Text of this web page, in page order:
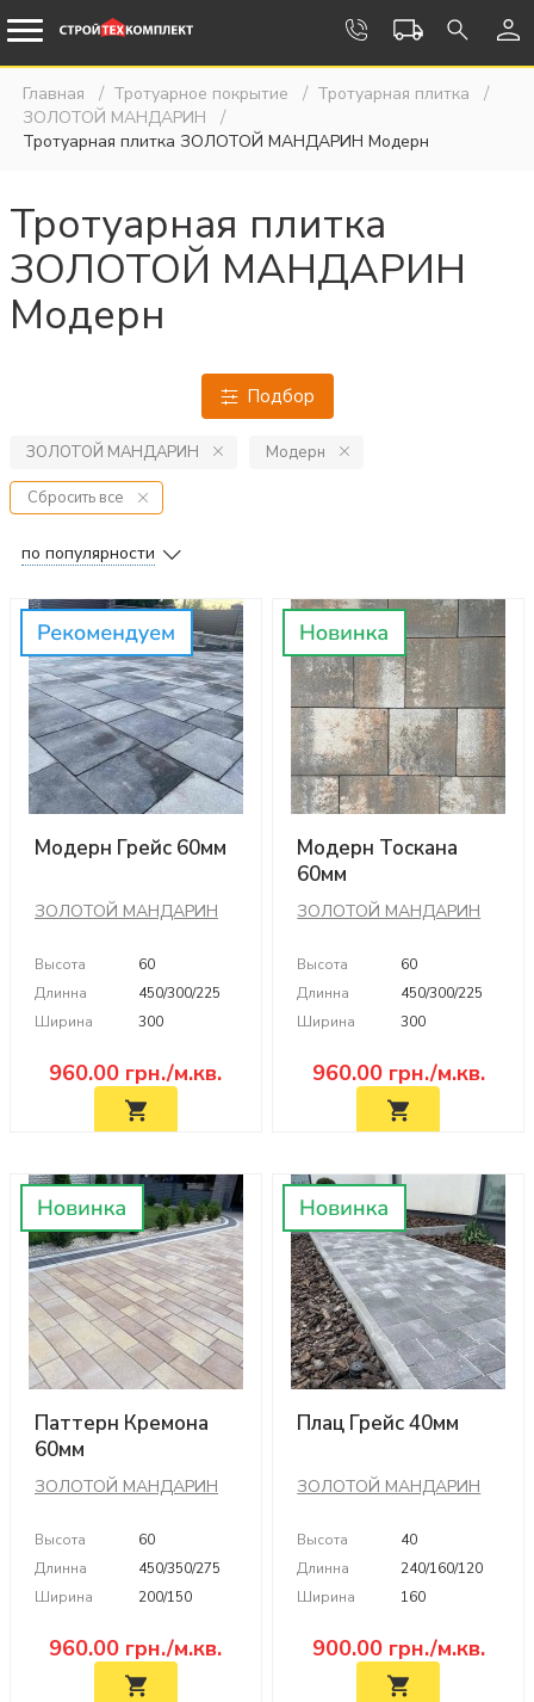
Главная Тротуарное покрытие
Тротуарная плитка
ЗОЛОТОЙ МАНДАРИН
Тротуарная плитка ЗОЛОТОЙ МАНДАРИН Модерн
Тротуарная плитка
ЗОЛОТОЙ МАНДАРИН
Модерн
Подбор
ЗОЛОТОЙ МАНДАРИН Модерн
Сбросить все
по популярности
Модерн Грейс 60мм
ЗОЛОТОЙ МАНДАРИН
Высота
60
Длинна
450/300/225
Ширина
300
960.00 грн./м.кв.
Модерн Тоскана
60мм
ЗОЛОТОЙ МАНДАРИН
Высота
60
Длинна
450/300/225
Ширина
300
960.00грн./м.кв.
Паттерн Кремона
60мм
ЗОЛОТОЙ МАНДАРИН
Высота
60
Длинна
450/350/275
Ширина
200/150
960.00 грн./м.кв.
Плац Грейс 40мм
ЗОЛОТОЙ МАНДАРИН
Высота
40
Длинна
240/160/120
Ширина
160
900.00грн./м.кв.